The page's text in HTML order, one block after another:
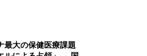
最大の保健医療課題